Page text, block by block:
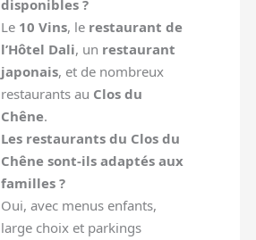
disponibles ?
Le 10 Vins, le restaurant de
l’Hôtel Dali, un restaurant
japonais, et de nombreux
restaurants au Clos du
Chêne.
Les restaurants du Clos du
Chêne sont-ils adaptés aux
familles ?
Oui, avec menus enfants,
large choix et parkings